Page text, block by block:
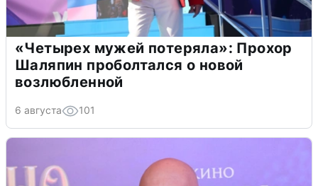
«Четырех мужей потеряла»: Прохор
Шаляпин проболтался о новой
возлюбленной
6 августа 101